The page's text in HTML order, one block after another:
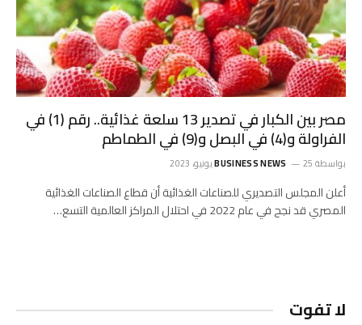
مصر بين الكبار في تصدير 13 سلعة غذائية.. رقم (1) في
الفراولة و(4) في البصل و(9) في الطماطم
بواسطة BUSINESS NEWS 25 يونيو، 2023
أعلن المجلس التصديري للصناعات الغذائية أن قطاع الصناعات الغذائية
المصري قد نجح في عام 2022 في احتلال المراكز العالمية التسع…
لا تفوت